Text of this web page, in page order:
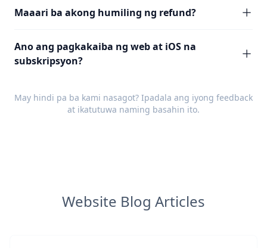
Maaari ba akong humiling ng refund?
Ano ang pagkakaiba ng web at iOS na
subskripsyon?
May hindi pa ba kami nasagot? Ipadala ang iyong feedback
at ikatutuwa naming basahin ito.
Website Blog Articles